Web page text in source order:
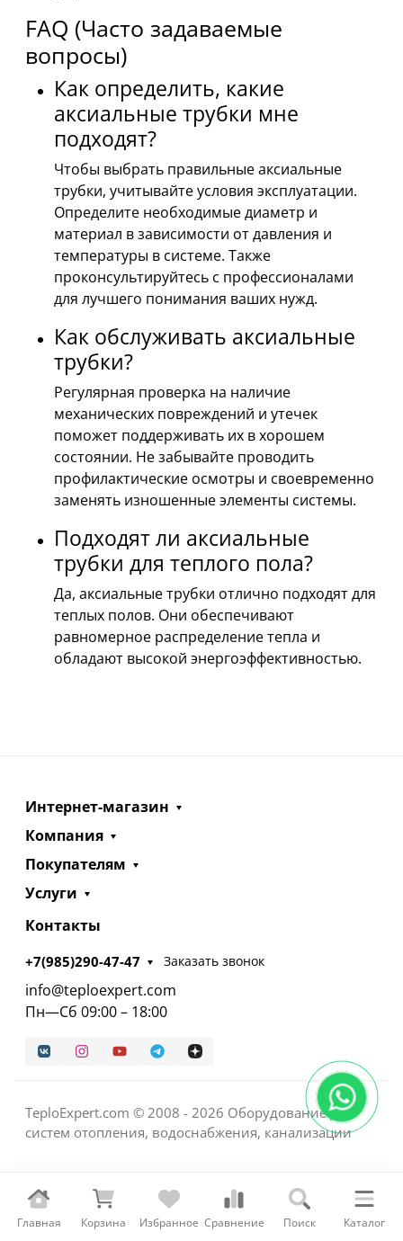
Главная Корзина Избранное Сравнение Поиск Каталог
FAQ (Часто задаваемые
вопросы)
Как определить, какие
аксиальные трубки мне
подходят?
Чтобы выбрать правильные аксиальные
трубки, учитывайте условия эксплуатации.
Определите необходимые диаметр и
материал в зависимости от давления и
температуры в системе. Также
проконсультируйтесь с профессионалами
для лучшего понимания ваших нужд.
Как обслуживать аксиальные
трубки?
Регулярная проверка на наличие
механических повреждений и утечек
поможет поддерживать их в хорошем
состоянии. Не забывайте проводить
профилактические осмотры и своевременно
заменять изношенные элементы системы.
Подходят ли аксиальные
трубки для теплого пола?
Да, аксиальные трубки отлично подходят для
теплых полов. Они обеспечивают
равномерное распределение тепла и
обладают высокой энергоэффективностью.
Интернет-магазин
Компания
Покупателям
Услуги
Контакты
+7(985)290-47-47 Заказать звонок
info@teploexpert.com
Пн—Сб 09:00 – 18:00
TeploExpert.com © 2008 - 2026 Оборудование для
систем отопления, водоснабжения, канализации